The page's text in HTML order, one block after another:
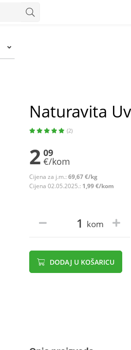
Naturavita
(2)
2 09
€/kom
Cijena za j.m.: 69,67 €/kg
Cijena 02.05.2025.: 1,99 €/kom
kom
DODAJ U KOŠARICU